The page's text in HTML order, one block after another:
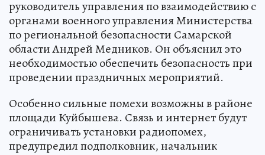
руководитель управления по взаимодействию с
органами военного управления Министерства
по региональной безопасности Самарской
области Андрей Медников. Он объяснил это
необходимостью обеспечить безопасность при
проведении праздничных мероприятий.
Особенно сильные помехи возможны в районе
площади Куйбышева. Связь и интернет будут
ограничивать установки радиопомех,
предупредил подполковник, начальник